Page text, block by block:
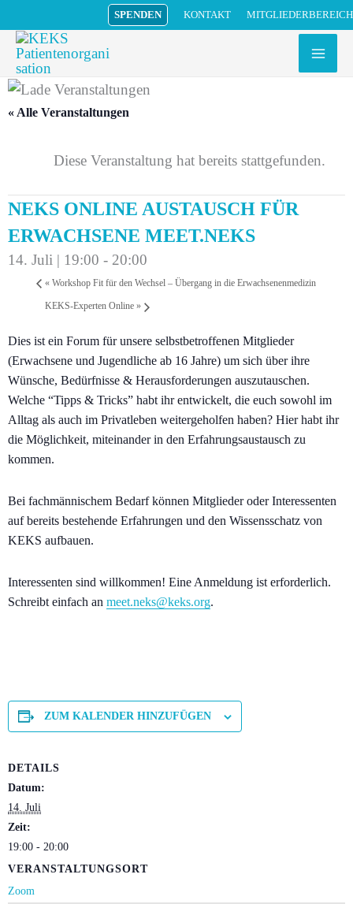
Inhalt
springen
SPENDEN KONTAKT MITGLIEDERBEREICH
« Alle Veranstaltungen
Diese Veranstaltung hat bereits stattgefunden.
NEKS ONLINE AUSTAUSCH FÜR
ERWACHSENE MEET.NEKS
14. Juli | 19:00 - 20:00
« Workshop Fit für den Wechsel – Übergang in die Erwachsenenmedizin
KEKS-Experten Online»
Dies ist ein Forum für unsere selbstbetroffenen Mitglieder
(Erwachsene und Jugendliche ab 16 Jahre) um sich über ihre
Wünsche, Bedürfnisse & Herausforderungen auszutauschen.
Welche “Tipps & Tricks” habt ihr entwickelt, die euch sowohl im
Alltag als auch im Privatleben weitergeholfen haben? Hier habt ihr
die Möglichkeit, miteinander in den Erfahrungsaustausch zu
kommen.
Bei fachmännischem Bedarf können Mitglieder oder Interessenten
auf bereits bestehende Erfahrungen und den Wissensschatz von
KEKS aufbauen.
Interessenten sind willkommen! Eine Anmeldung ist erforderlich.
Schreibt einfach anmeet.neks@keks.org.
ZUM KALENDER HINZUFÜGEN
DETAILS
Datum:
14. Juli
Zeit:
19:00 - 20:00
VERANSTALTUNGSORT
Zoom